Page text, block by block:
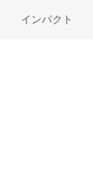
インパクト